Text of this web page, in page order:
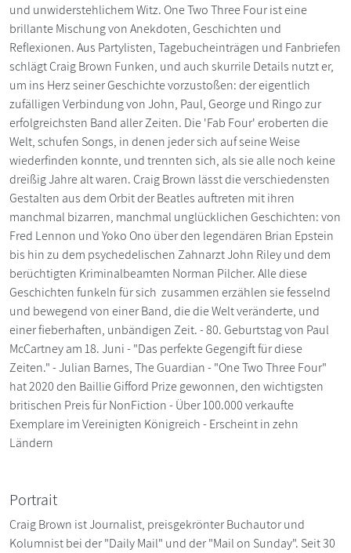
und unwiderstehlichem Witz. One Two Three Four ist eine
brillante Mischung von Anekdoten, Geschichten und
Reflexionen. Aus Partylisten, Tagebucheinträgen und Fanbriefen
schlägt Craig Brown Funken, und auch skurrile Details nutzt er,
um ins Herz seiner Geschichte vorzustoßen: der eigentlich
zufälligen Verbindung von John, Paul, George und Ringo zur
erfolgreichsten Band aller Zeiten. Die 'Fab Four' eroberten die
Welt, schufen Songs, in denen jeder sich auf seine Weise
wiederfinden konnte, und trennten sich, als sie alle noch keine
dreißig Jahre alt waren. Craig Brown lässt die verschiedensten
Gestalten aus dem Orbit der Beatles auftreten mit ihren
manchmal bizarren, manchmal unglücklichen Geschichten: von
Fred Lennon und Yoko Ono über den legendären Brian Epstein
bis hin zu dem psychedelischen Zahnarzt John Riley und dem
berüchtigten Kriminalbeamten Norman Pilcher. Alle diese
Geschichten funkeln für sich  zusammen erzählen sie fesselnd
und bewegend von einer Band, die die Welt veränderte, und
einer fieberhaften, unbändigen Zeit. - 80. Geburtstag von Paul
McCartney am 18. Juni - "Das perfekte Gegengift für diese
Zeiten." - Julian Barnes, The Guardian - "One Two Three Four"
hat 2020 den Baillie Gifford Prize gewonnen, den wichtigsten
britischen Preis für NonFiction - Über 100.000 verkaufte
Exemplare im Vereinigten Königreich - Erscheint in zehn
Ländern
Portrait
Craig Brown ist Journalist, preisgekrönter Buchautor und
Kolumnist bei der "Daily Mail" und der "Mail on Sunday". Seit 30